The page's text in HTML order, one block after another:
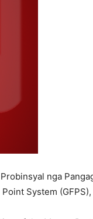
nga
System